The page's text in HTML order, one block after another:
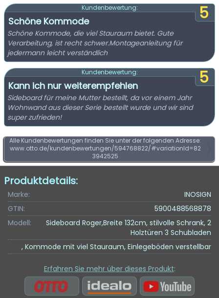
5
Kundenbewertung:
Schöne Kommode
Schöne Kommode, die viel Stauraum bietet. Gute
Verarbeitung, ist recht schwer.Montageanleitung für
jedermann leicht verständlich
5
Kundenbewertung:
Kann ich nur weiterempfehlen
Sideboard für meine Mutter bestellt, da vor einem Jahr
Wohnwand aus dieser Serie bestellt wurde und wir sind
super zufrieden!
Alle Kundenbewertungen finden Sie unter der folgenden Adresse:
www.otto.de/kundenbewertungen/594768822/#variationId=82
3942525
Produktdetails:
Marke:
INOSIGN
GTIN:
5900488568878
Modell:
Sideboard Roger,Breite 132cm, stilvolle Schrank, 2
Holztüren 3 Schubladen
, Kommode mit viel Stauraum, Einlegeböden verstellbar
Erfahren Sie mehr über dieses Produkt: